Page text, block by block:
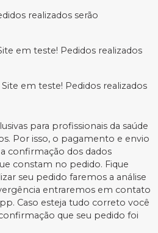
realizados serão
em teste! Pedidos realizados
Site em teste! Pedidos realizados
para profissionais da saúde
Por isso, o pagamento e envio
confirmação dos dados
constam no pedido. Fique
seu pedido faremos a análise
entraremos em contato
Caso esteja tudo correto você
que seu pedido foi